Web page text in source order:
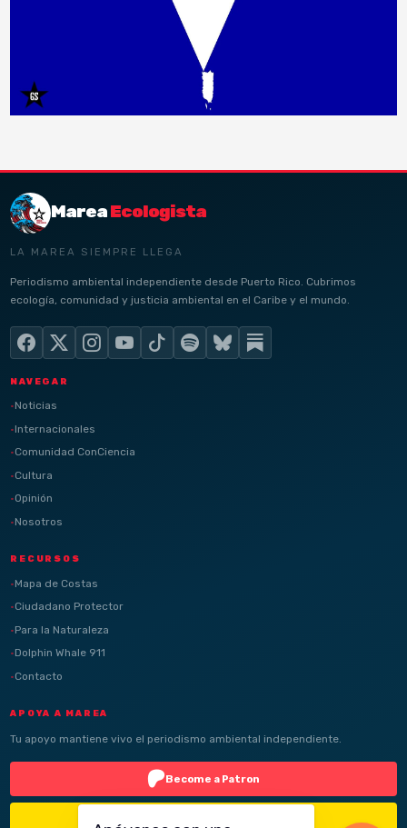
MareaEcologista
LA MAREA SIEMPRE LLEGA
Periodismo ambiental independiente desde Puerto Rico. Cubrimos
ecología, comunidad y justicia ambiental en el Caribe y el mundo.
NAVEGAR
Noticias
Internacionales
Comunidad ConCiencia
Cultura
Opinión
Nosotros
RECURSOS
Mapa de Costas
Ciudadano Protector
Para la Naturaleza
Dolphin Whale 911
Contacto
APOYA A MAREA
Tu apoyo mantiene vivo el periodismo ambiental independiente.
Become a Patron